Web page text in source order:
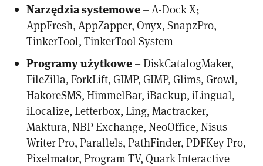
Narzędzia systemowe – A-Dock X;
AppFresh, AppZapper, Onyx, SnapzPro,
TinkerTool, TinkerTool System
Programy użytkowe – DiskCatalogMaker,
FileZilla, ForkLift, GIMP, GIMP, Glims, Growl,
HakoreSMS, HimmelBar, iBackup, iLingual,
iLocalize, Letterbox, Ling, Mactracker,
Maktura, NBP Exchange, NeoOffice, Nisus
Writer Pro, Parallels, PathFinder, PDFKey Pro,
Pixelmator, Program TV, Quark Interactive